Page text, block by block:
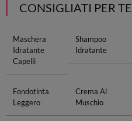
CONSIGLIATI PER TE
Maschera
Idratante
Capelli
Shampoo
Idratante
Fondotinta
Leggero
Crema Al
Muschio